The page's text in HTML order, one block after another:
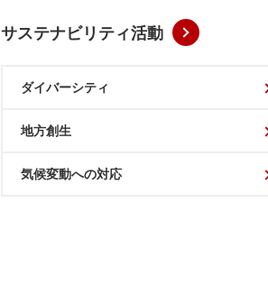
サステナビリティ活動
ダイバーシティ
地方創生
気候変動への対応